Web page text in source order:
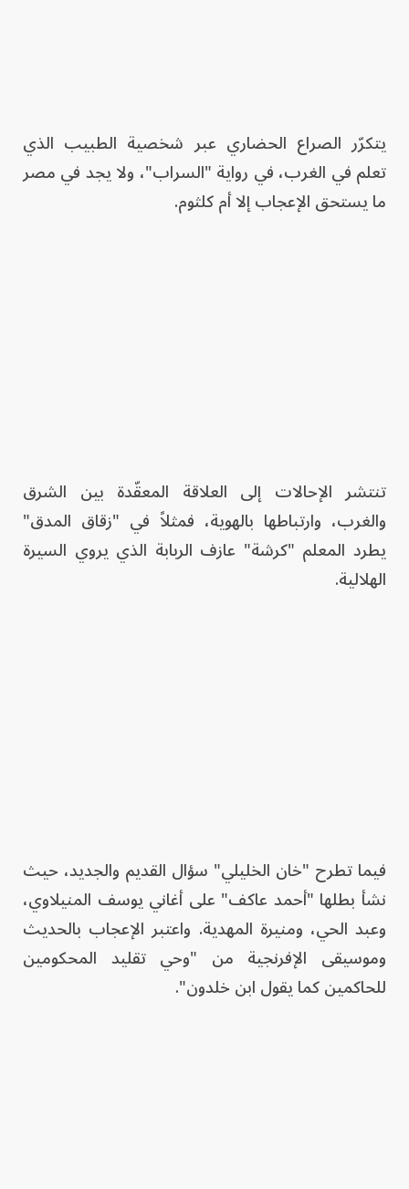
يتكرّر الصراع الحضاري عبر شخصية الطبيب الذي
تعلم في الغرب، في رواية "السراب"، ولا يجد في مصر
ما يستحق الإعجاب إلا أم كلثوم.
تنتشر الإحالات إلى العلاقة المعقّدة بين الشرق
والغرب، وارتباطها بالهوية، فمثلاً في "زقاق المدق"
يطرد المعلم "كرشة" عازف الربابة الذي يروي السيرة
الهلالية.
فيما تطرح "خان الخليلي" سؤال القديم والجديد، حيث
نشأ بطلها "أحمد عاكف" على أغاني يوسف المنيلاوي،
وعبد الحي، ومنيرة المهدية. واعتبر الإعجاب بالحديث
وموسيقى الإفرنجية من "وحي تقليد المحكومين
للحاكمين كما يقول ابن خلدون".